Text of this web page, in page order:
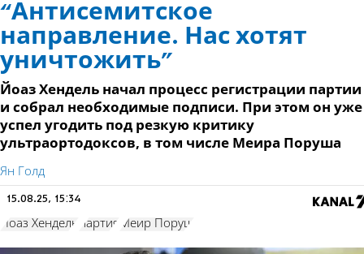
“Антисемитское
направление. Нас хотят
уничтожить"
Йоаз Хендель начал процесс регистрации партии
и собрал необходимые подписи. При этом он уже
успел угодить под резкую критику
ультраортодоксов, в том числе Меира Поруша
Ян Голд
15.08.25, 15:34
Йоаз Хендель партия Меир Поруш